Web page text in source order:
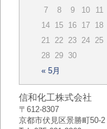
7
8 9 10 11
14 15 16 17 18
21
22 23 24 25
28 29 30
« 5月
信和化工株式会社
〒612-8307
京都市伏見区景勝町50-2